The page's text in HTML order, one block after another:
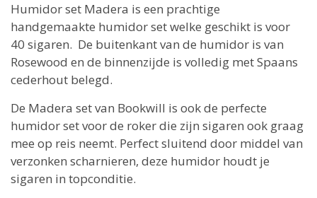
Humidor set Madera is een prachtige
handgemaakte humidor set welke geschikt is voor
40 sigaren. De buitenkant van de humidor is van
Rosewood en de binnenzijde is volledig met Spaans
cederhout belegd.
De Madera set van Bookwill is ook de perfecte
humidor set voor de roker die zijn sigaren ook graag
mee op reis neemt. Perfect sluitend door middel van
verzonken scharnieren, deze humidor houdt je
sigaren in topconditie.